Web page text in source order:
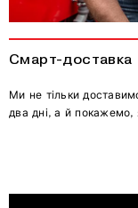
Смарт-доставка
Ми не тільки
два дні, а й покажемо,